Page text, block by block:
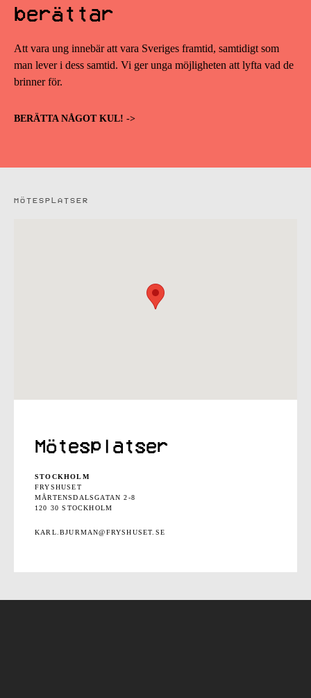
berättar
Att vara ung innebär att vara Sveriges framtid, samtidigt som
man lever i dess samtid. Vi ger unga möjligheten att lyfta vad de
brinner för.
BERÄTTA NÅGOT KUL! ->
MÖTESPLATSER
Mötesplatser
STOCKHOLM
FRYSHUSET
MÅRTENSDALSGATAN 2-8
120 30 STOCKHOLM
KARL.BJURMAN@FRYSHUSET.SE